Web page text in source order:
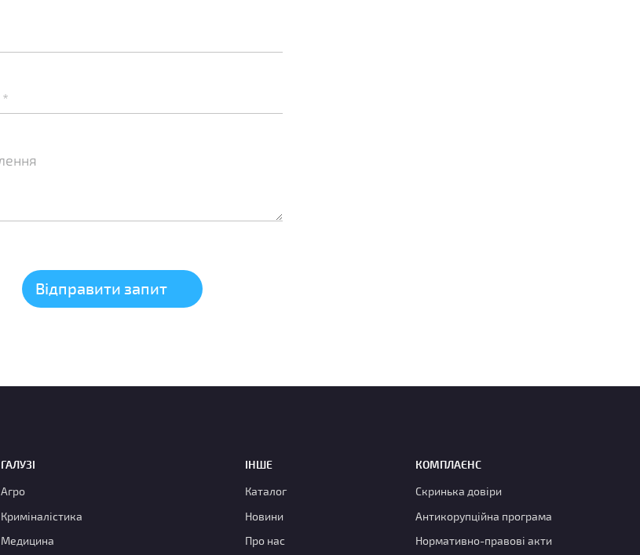
ГАЛУЗІ
Агро
Криміналістика
Медицина
ІНШЕ
Каталог
Новини
Про нас
КОМПЛАЄНС
Скринька довіри
Антикорупційна програма
Нормативно-правові акти